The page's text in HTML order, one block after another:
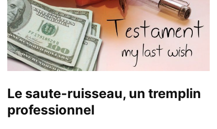
Le saute-ruisseau, un tremplin
professionnel